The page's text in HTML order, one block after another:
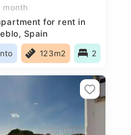
month
for rent in
Spain
123m2 2